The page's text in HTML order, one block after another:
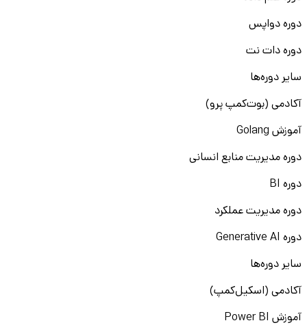
دوره دواپس
دوره دات نت
سایر دوره‌ها
آکادمی (بوت‌کمپ پرو)
آموزش Golang
دوره مدیریت منابع انسانی
دوره BI
دوره مدیریت عملکرد
دوره Generative AI
سایر دوره‌ها
آکادمی (اسکیل‌کمپ)
آموزش Power BI